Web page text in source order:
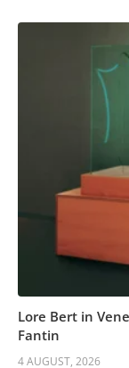
Lore Bert in
Fantin
4 AUGUST, 2026